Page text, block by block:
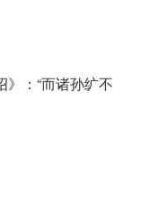
》：“而诸孙纩不